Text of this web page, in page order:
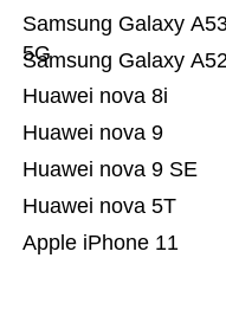
Apple iPhone 11
Huawei nova 5T
Huawei nova 9 SE
Huawei nova 9
Huawei nova 8i
Samsung Galaxy
Samsung Galaxy
5G